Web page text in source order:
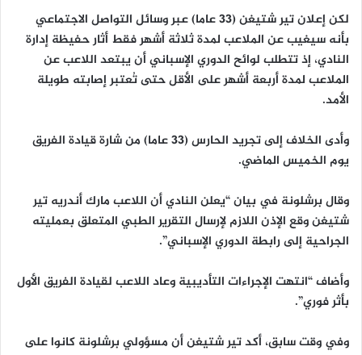
‎لكن إعلان تير شتيغن (33 عاما) عبر وسائل التواصل الاجتماعي
بأنه سيغيب عن الملاعب لمدة ثلاثة أشهر فقط أثار حفيظة إدارة
النادي، إذ تتطلب لوائح الدوري الإسباني أن يبتعد اللاعب عن
الملاعب لمدة أربعة أشهر على الأقل حتى تُعتبر إصابته طويلة
الأمد.
‎وأدى الخلاف إلى تجريد الحارس (33 عاما) من شارة قيادة الفريق
يوم الخميس الماضي.
‎وقال برشلونة في بيان “يعلن النادي أن اللاعب مارك أندريه تير
شتيغن وقع الإذن اللازم لإرسال التقرير الطبي المتعلق بعمليته
الجراحية إلى رابطة الدوري الإسباني”.
‎وأضاف “انتهت الإجراءات التأديبية وعاد اللاعب لقيادة الفريق الأول
بأثر فوري”.
‎وفي وقت سابق، أكد تير شتيغن أن مسؤولي برشلونة كانوا على